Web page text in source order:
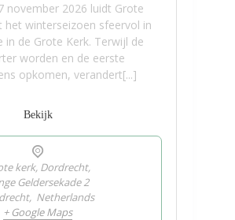
november 2026 luidt Grote
het winterseizoen sfeervol in
in de Grote Kerk. Terwijl de
worden en de eerste
opkomen, verandert[...]
Bekijk
kerk, Dordrecht,
Geldersekade 2
, Netherlands
+ Google Maps